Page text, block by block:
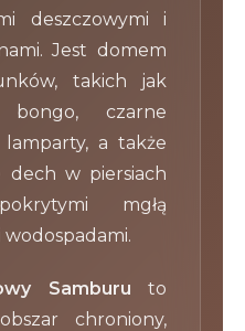
deszczowymi i
Jest domem
takich jak
czarne
lamparty, a także
dech w piersiach
mgłą
Samburu to
chroniony,